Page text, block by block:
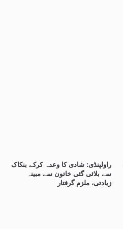
راولپنڈی: شادی کا وعدہ کرکے بنکاک
سے بلائی گئی خاتون سے مبینہ
زیادتی، ملزم گرفتار